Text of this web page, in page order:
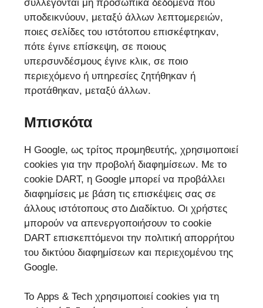
συλλέγονται μη προσωπικά δεδομένα που
υποδεικνύουν, μεταξύ άλλων λεπτομερειών,
ποιες σελίδες του ιστότοπου επισκέφτηκαν,
πότε έγινε επίσκεψη, σε ποιους
υπερσυνδέσμους έγινε κλικ, σε ποιο
περιεχόμενο ή υπηρεσίες ζητήθηκαν ή
προτάθηκαν, μεταξύ άλλων.
Μπισκότα
Η Google, ως τρίτος προμηθευτής, χρησιμοποιεί
cookies για την προβολή διαφημίσεων. Με το
cookie DART, η Google μπορεί να προβάλλει
διαφημίσεις με βάση τις επισκέψεις σας σε
άλλους ιστότοπους στο Διαδίκτυο. Οι χρήστες
μπορούν να απενεργοποιήσουν το cookie
DART επισκεπτόμενοι την πολιτική απορρήτου
του δικτύου διαφημίσεων και περιεχομένου της
Google.
Το Apps & Tech χρησιμοποιεί cookies για τη